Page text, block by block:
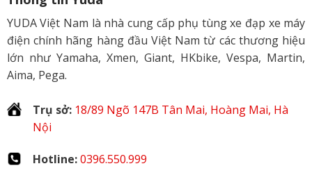
YUDA Việt Nam là nhà cung cấp phụ tùng xe đạp xe máy
điện chính hãng hàng đầu Việt Nam từ các thương hiệu
lớn như Yamaha, Xmen, Giant, HKbike, Vespa, Martin,
Aima, Pega.
Trụ sở: 18/89 Ngõ 147B Tân Mai, Hoàng Mai, Hà
Nội
Hotline:0396.550.999